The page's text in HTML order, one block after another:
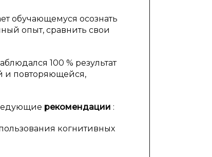
обучающемуся осознать
опыт, сравнить свои
100 % результат
и повторяющейся,
рекомендации :
когнитивных